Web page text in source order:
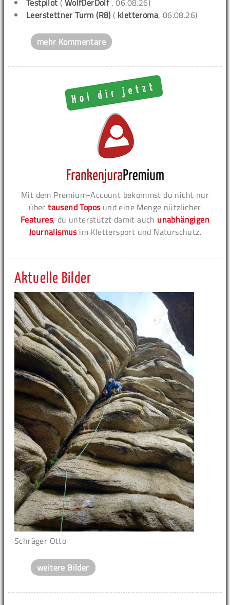
Leerstettner Turm (R8) ( kletteroma, 06.08.26)
mehr Kommentare
Mit dem Premium-Account bekommst du nicht nur
übertausend Toposund eine Menge nützlicher
Features, du unterstützt damit auch unabhängigen
Journalismusim Klettersport und Naturschutz.
Aktuelle Bilder
Schräger Otto
weitere Bilder